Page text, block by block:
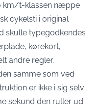
km/t-klassen næppe
cykelsti i original
skulle typegodkendes
kørekort,
andre regler.
samme som ved
er ikke i sig selv
sekund den ruller ud